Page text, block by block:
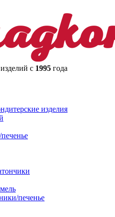
с 1995 года
изделия
печенье